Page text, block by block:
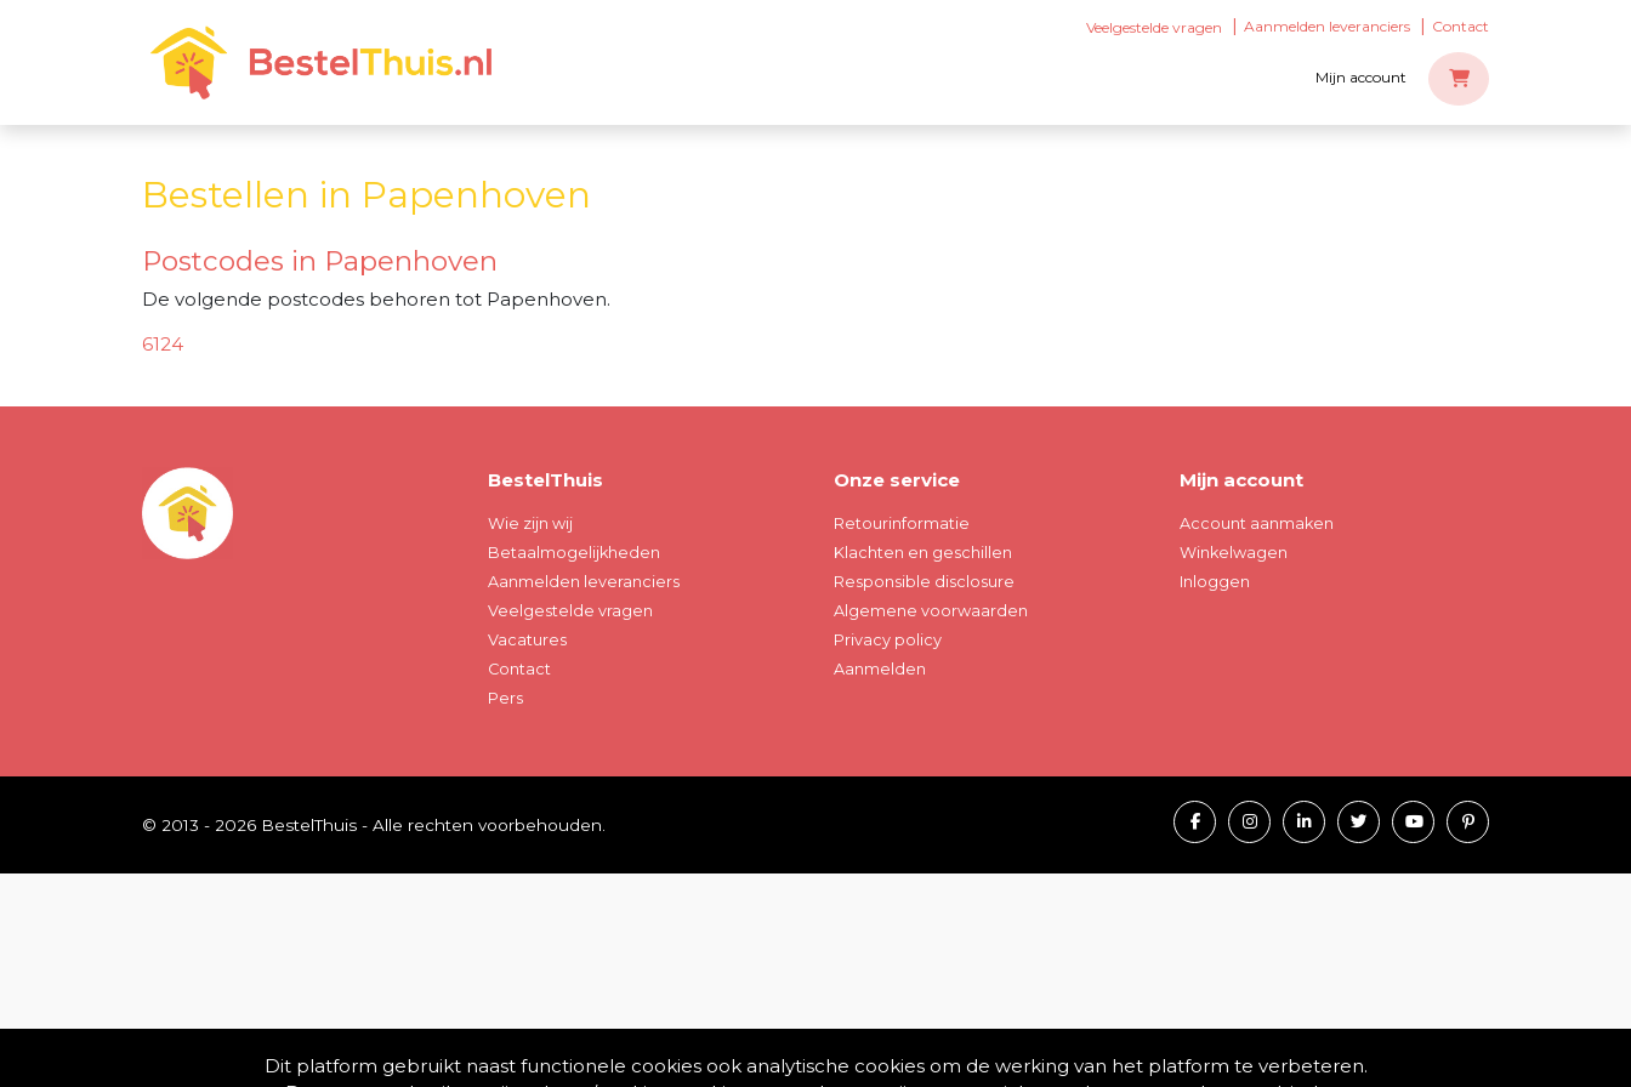
Veelgestelde vragen Aanmelden leveranciers Contact
Mijn account
Bestellen in Papenhoven
Postcodes in Papenhoven
De volgende postcodes behoren tot Papenhoven.
6124
BestelThuis
Wie zijn wij
Betaalmogelijkheden
Aanmelden leveranciers
Veelgestelde vragen
Vacatures
Contact
Pers
Onze service
Retourinformatie
Klachten en geschillen
Responsible disclosure
Algemene voorwaarden
Privacy policy
Aanmelden
Mijn account
Account aanmaken
Winkelwagen
Inloggen
© 2013 - 2026 BestelThuis - Alle rechten voorbehouden.
Dit platform gebruikt naast functionele cookies ook analytische cookies om de werking van het platform te verbeteren.